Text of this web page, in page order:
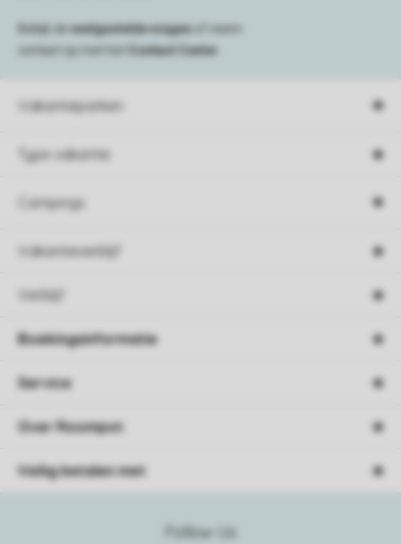
Vakantieparken
Type vakantie
Campings
Vakantieverblijf
Verblijf
Bekijk de veelgestelde vragen
of neem
contact op met het
Contact Center
Follow Us
Boekingsinformatie
Service
Over Roompot
Veilig betalen met